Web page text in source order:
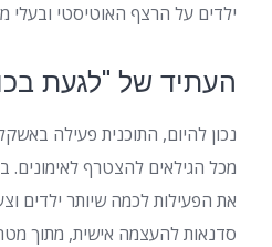
ילדים על הרצף האוטיסטי ובעלי
העתיד של "לגעת
נכון להיום, התוכנית פעילה
מכל הגילאים להצטרף לאימונים.
את הפעילות לכמה שיותר ילדים
סדנאות להעצמה אישית, מתוך